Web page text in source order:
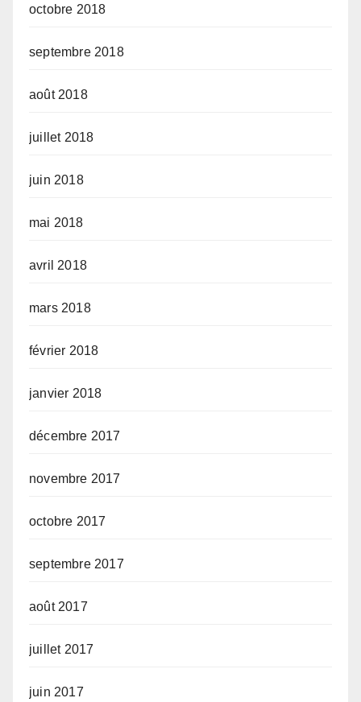
octobre 2018
septembre 2018
août 2018
juillet 2018
juin 2018
mai 2018
avril 2018
mars 2018
février 2018
janvier 2018
décembre 2017
novembre 2017
octobre 2017
septembre 2017
août 2017
juillet 2017
juin 2017